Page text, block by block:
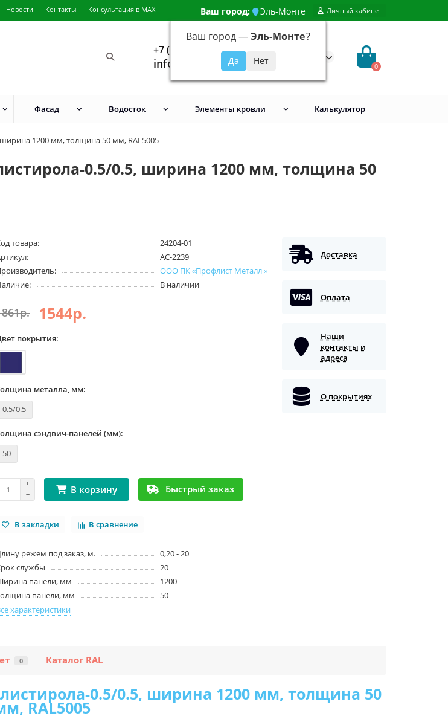
Новости Контакты Консультация в MAX Ваш город: Эль-Монте
Ваш город —Эль-Монте?
Личный кабинет
+7 (499) 648-92-94
info@evroshtaketnikmoskva.ru 0
Фасад Водосток Элементы кровли Калькулятор
1200 мм, толщина 50 мм, RAL5005
0.5/0.5, ширина 1200 мм, толщина 50
товара:
24204-01
АС-2239
ООО ПК «Профлист Металл »
В наличии
1544р.
покрытия:
металла, мм:
0.5/0.5
сэндвич-панелей (мм):
50
В корзину Быстрый заказ
В закладки В сравнение
режем под заказ, м.
0,20 - 20
службы
20
панели, мм
1200
панели, мм
50
характеристики
Доставка
Оплата
Наши
контакты и
адреса
О покрытиях
0 Каталог RAL
0.5/0.5, ширина 1200 мм, толщина 50
RAL5005